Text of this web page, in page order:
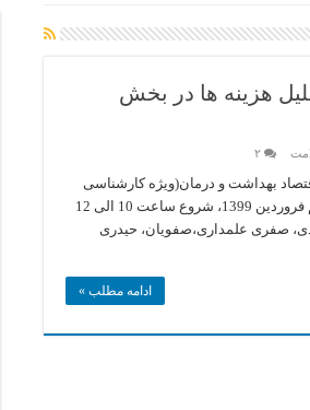
تحلیل هزینه ها در بخش
۲
که نتوانی اندازه بگیری، نمی توانی بهبود دهی #کلاس مجازی(4) اقتصاد بهداشت و درمان(ویژه کارشناسی
ارشد) edu1.iau-tnb.ac.ir ورود به كلاس هاي آموزشي آنلاين جمعه پانزدهم فروردین 1399، شروع ساعت 10 الی 12
صفری علمداری،صفویان، حیدری
ادامه مطلب »